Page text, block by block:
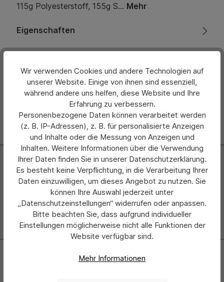
115g Polyesterstoff, 155g S… Mehr
Eigenschaften
Bewertungen
Hersteller
Newsletter
Abonnieren Sie jetzt einfach unseren regelmäßig
erscheinenden Newsletter und Sie werden stets als Erster
über neue Produkte und Angebote informiert.
Zur Newsletter Anmeldung
Wir verwenden Cookies und andere Technologien auf
unserer Website. Einige von ihnen sind essenziell,
während andere uns helfen, diese Website und Ihre
Erfahrung zu verbessern.
Personenbezogene Daten können verarbeitet werden
(z. B. IP-Adressen), z. B. für personalisierte Anzeigen
und Inhalte oder die Messung von Anzeigen und
Inhalten. Weitere Informationen über die Verwendung
Ihrer Daten finden Sie in unserer Datenschutzerklärung.
Es besteht keine Verpflichtung, in die Verarbeitung Ihrer
Daten einzuwilligen, um dieses Angebot zu nutzen. Sie
können Ihre Auswahl jederzeit unter
„Datenschutzeinstellungen“ widerrufen oder anpassen.
Bitte beachten Sie, dass aufgrund individueller
Einstellungen möglicherweise nicht alle Funktionen der
Website verfügbar sind.
Mehr Informationen